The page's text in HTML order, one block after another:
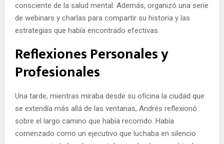
consciente de la salud mental. Además, organizó una serie
de webinars y charlas para compartir su historia y las
estrategias que había encontrado efectivas.
Reflexiones Personales y
Profesionales
Una tarde, mientras miraba desde su oficina la ciudad que
se extendía más allá de las ventanas, Andrés reflexionó
sobre el largo camino que había recorrido. Había
comenzado como un ejecutivo que luchaba en silencio